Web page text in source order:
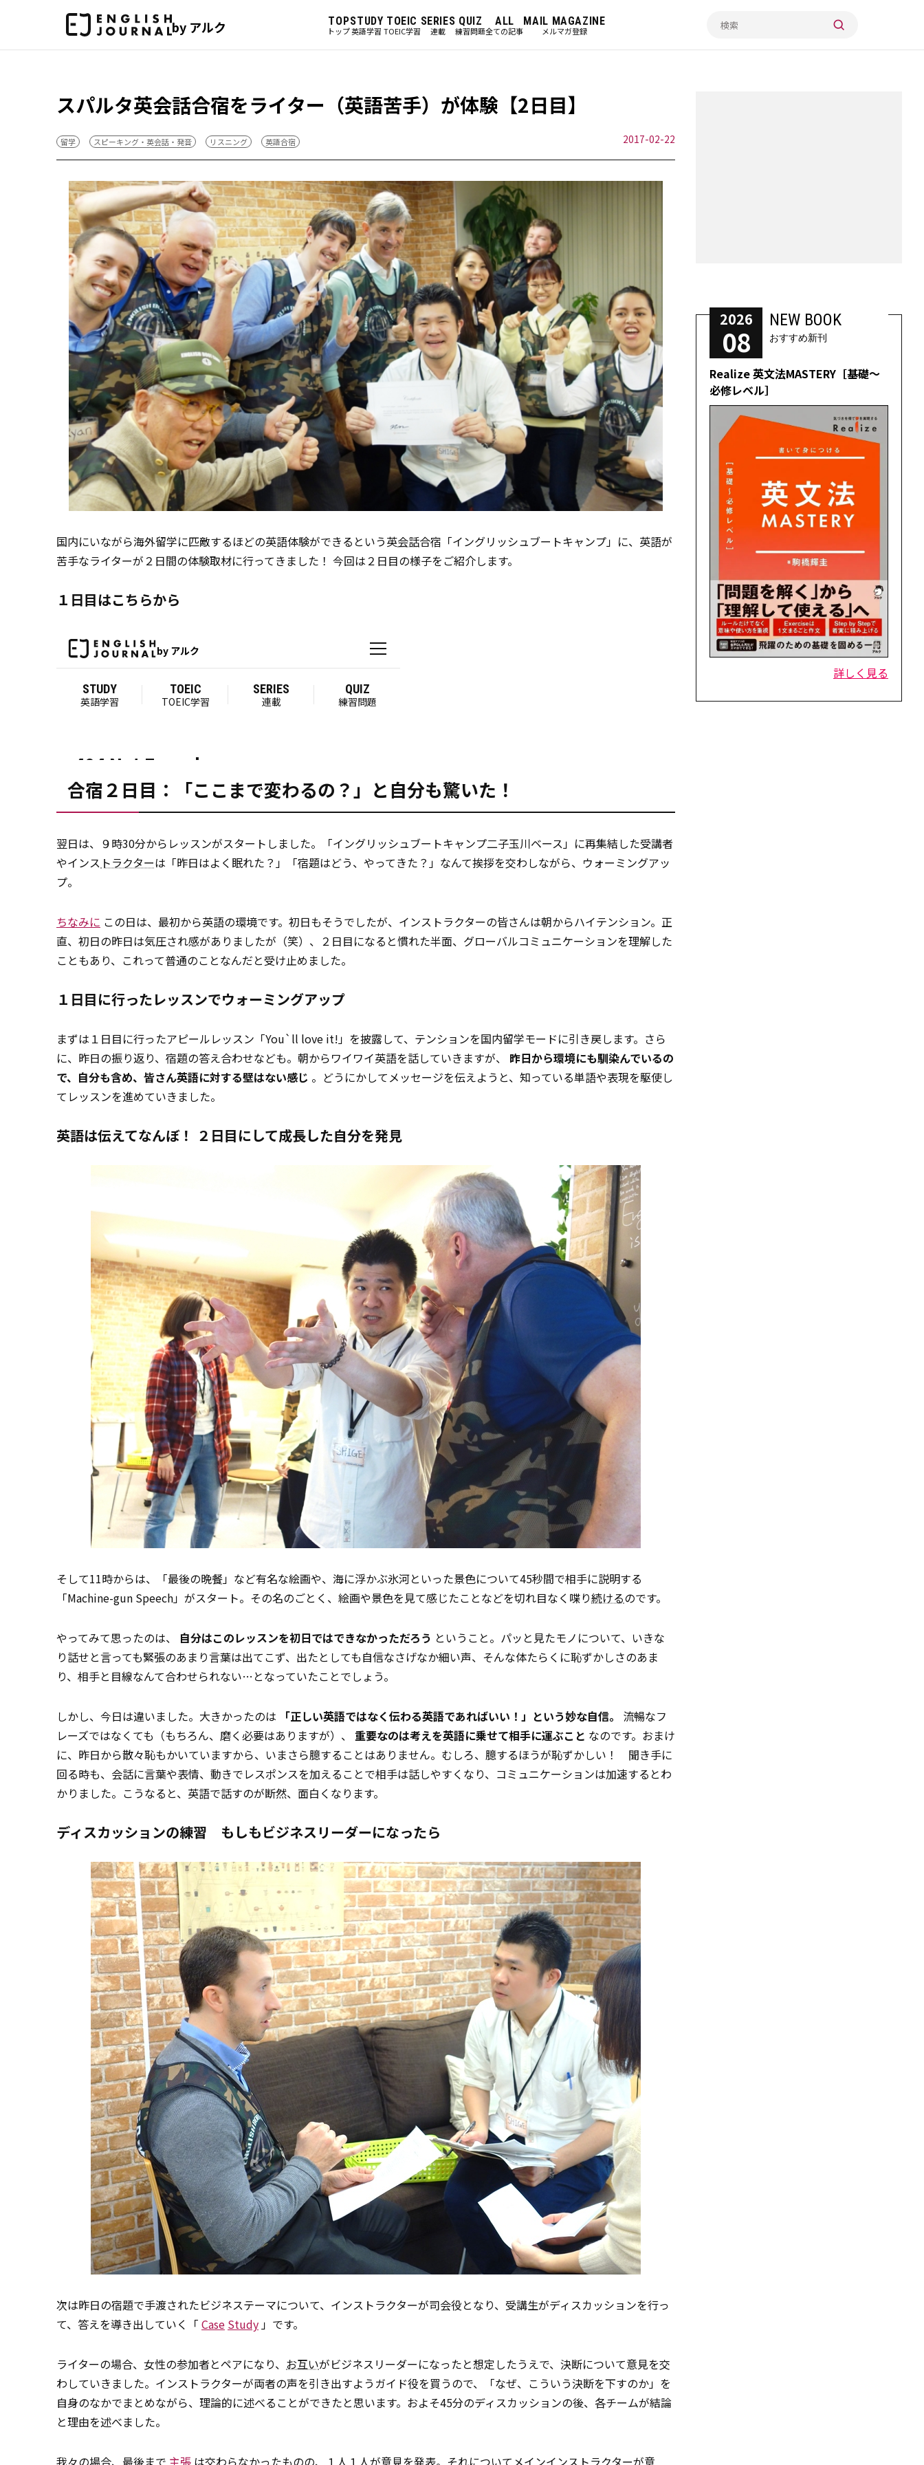
by アルク TOP
トップ
STUDY
英語学習
TOEIC
TOEIC学習
SERIES
連載
QUIZ
練習問題
ALL
全ての記事
MAIL MAGAZINE
メルマガ登録
スパルタ英会話合宿をライター（英語苦手）が体験【2日目】
留学 スピーキング・英会話・発音 リスニング 英語合宿 2017-02-22
国内にいながら海外留学に匹敵するほどの英語体験ができるという英会話合宿「イングリッシュブートキャンプ」に、英語が
苦手なライターが２日間の体験取材に行ってきました！ 今回は２日目の様子をご紹介します。
１日目はこちらから
合宿２日目：「ここまで変わるの？」と自分も驚いた！
翌日は、９時30分からレッスンがスタートしました。「イングリッシュブートキャンプ二子玉川ベース」に再集結した受講者
やインス トラクターは「昨日はよく眠れた？」「宿題はどう、やってきた？」なんて挨拶を交わしながら、ウォーミングアッ
プ。
ちなみに この日は、最初から英語の環境です。初日もそうでしたが、インストラクターの皆さんは朝からハイテンション。正
直、初日の昨日は気圧され感がありましたが（笑）、２日目になると慣れた半面、グローバルコミュニケーションを理解した
こともあり、これって普通のことなんだと受け止めました。
１日目に行ったレッスンでウォーミングアップ
まずは１日目に行ったアピールレッスン「You`ll love it!」を披露して、テンションを国内留学モードに引き戻します。さら
に、昨日の振り返り、宿題の答え合わせなども。朝からワイワイ英語を話していきますが、 昨日から環境にも馴染んでいるの
で、自分も含め、皆さん英語に対する壁はない感じ 。どうにかしてメッセージを伝えようと、知っている単語や表現を駆使し
てレッスンを進めていきました。
英語は伝えてなんぼ！ ２日目にして成長した自分を発見
そして11時からは、「最後の晩餐」など有名な絵画や、海に浮かぶ氷河といった景色について45秒間で相手に説明する
「Machine-gun Speech」がスタート。その名のごとく、絵画や景色を見て感じたことなどを切れ目なく喋り続けるのです。
やってみて思ったのは、 自分はこのレッスンを初日ではできなかっただろう ということ。パッと見たモノについて、いきな
り話せと言っても緊張のあまり言葉は出てこず、出たとしても自信なさげなか細い声、そんな体たらくに恥ずかしさのあま
り、相手と目線なんて合わせられない…となっていたことでしょう。
しかし、今日は違いました。大きかったのは 「正しい英語ではなく伝わる英語であればいい！」という妙な自信。
流暢なフ
レーズではなくても（もちろん、磨く必要はありますが）、 重要なのは考えを英語に乗せて相手に運ぶこと なのです。おまけ
に、昨日から散々恥もかいていますから、いまさら臆することはありません。むしろ、臆するほうが恥ずかしい！ 聞き手に
回る時も、会話に言葉や表情、動きでレスポンスを加えることで相手は話しやすくなり、コミュニケーションは加速するとわ
かりました。こうなると、英語で話すのが断然、面白くなります。
ディスカッションの練習 もしもビジネスリーダーになったら
次は昨日の宿題で手渡されたビジネステーマについて、インストラクターが司会役となり、受講生がディスカッションを行っ
て、答えを導き出していく「 Case Study 」です。
ライターの場合、女性の参加者とペアになり、 お互いがビジネスリーダーになったと想定したうえで、決断について意見を交
わしていきました。インストラクターが両者の声を引き出すようガイド役を買うので、「なぜ、こういう決断を下すのか」を
自身のなかでまとめながら、理論的に述べることができたと思います。およそ45分のディスカッションの後、各チームが結論
と理由を述べました。
我々の場合、最後まで 主張 は交わらなかったものの、１人１人が意見を発表。それについてメインインストラクターが意
2026
08
NEW BOOK
おすすめ新刊
Realize 英文法MASTERY［基礎～
必修レベル］
詳しく見る